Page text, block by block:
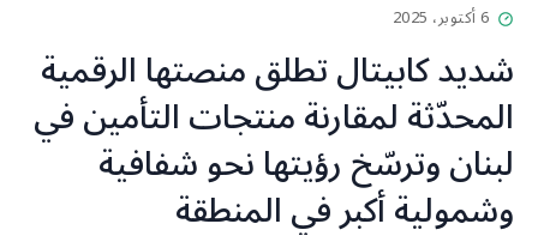
6 أكتوبر، 2025
شديد كابيتال تطلق منصتها الرقمية
المحدّثة لمقارنة منتجات التأمين في
لبنان وترسّخ رؤيتها نحو شفافية
وشمولية أكبر في المنطقة